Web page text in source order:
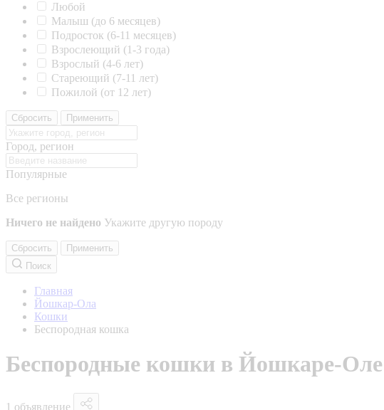
Любой
Малыш (до 6 месяцев)
Подросток (6-11 месяцев)
Взрослеющий (1-3 года)
Взрослый (4-6 лет)
Стареющий (7-11 лет)
Пожилой (от 12 лет)
Сбросить Применить
Город, регион
Популярные
Все регионы
Ничего не найдено Укажите другую породу
Сбросить
Применить
Поиск
Главная
Йошкар-Ола
Кошки
Беспородная кошка
Беспородные кошки в Йошкаре-Оле
1 объявление